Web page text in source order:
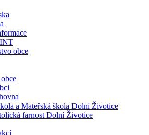
obce
a Mateřská škola Dolní Životice
farnost Dolní Životice